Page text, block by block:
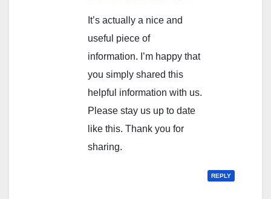
It’s actually a nice and
useful piece of
information. I’m happy that
you simply shared this
helpful information with us.
Please stay us up to date
like this. Thank you for
sharing.
REPLY